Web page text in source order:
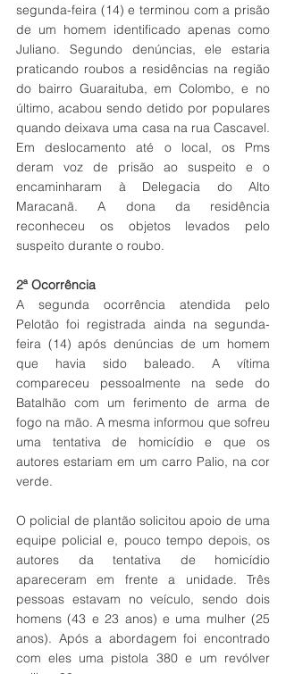
segunda-feira (14) e terminou com a prisão
de um homem identificado apenas como
Juliano. Segundo denúncias, ele estaria
praticando roubos a residências na região
do bairro Guaraituba, em Colombo, e no
último, acabou sendo detido por populares
quando deixava uma casa na rua Cascavel.
Em deslocamento até o local, os Pms
deram voz de prisão ao suspeito e o
encaminharam à Delegacia do Alto
Maracanã. A dona da residência
reconheceu os objetos levados pelo
suspeito durante o roubo.
2ª Ocorrência
A segunda ocorrência atendida pelo
Pelotão foi registrada ainda na segunda-
feira (14) após denúncias de um homem
que havia sido baleado. A vítima
compareceu pessoalmente na sede do
Batalhão com um ferimento de arma de
fogo na mão. A mesma informou que sofreu
uma tentativa de homicídio e que os
autores estariam em um carro Palio, na cor
verde.
O policial de plantão solicitou apoio de uma
equipe policial e, pouco tempo depois, os
autores da tentativa de homicídio
apareceram em frente a unidade. Três
pessoas estavam no veículo, sendo dois
homens (43 e 23 anos) e uma mulher (25
anos). Após a abordagem foi encontrado
com eles uma pistola 380 e um revólver